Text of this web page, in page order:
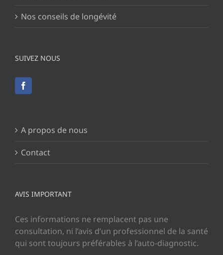
Nos conseils de longévité
SUIVEZ NOUS
A propos de nous
Contact
AVIS IMPORTANT
Ces informations ne remplacent pas une
consultation, ni l’avis d’un professionnel de la santé
qui sont toujours préférables à l’auto-diagnostic.